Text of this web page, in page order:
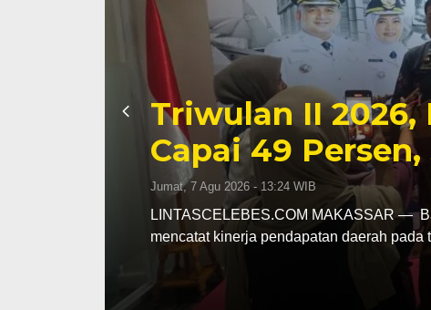
Kapolres Wajo
Maddukkelleng,
Mengabdi untuk
Jumat, 7 Agu 2026 - 08:42 WIB
LINTASCELEBES.COM WAJO —
Mahendrajaya menunjukkan